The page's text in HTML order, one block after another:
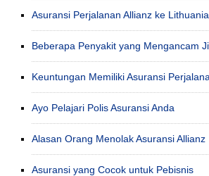
Asuransi Perjalanan Allianz ke Lithuania
Beberapa Penyakit yang Mengancam
Keuntungan Memiliki Asuransi
Ayo Pelajari Polis Asuransi Anda
Alasan Orang Menolak Asuransi Allianz
Asuransi yang Cocok untuk Pebisnis